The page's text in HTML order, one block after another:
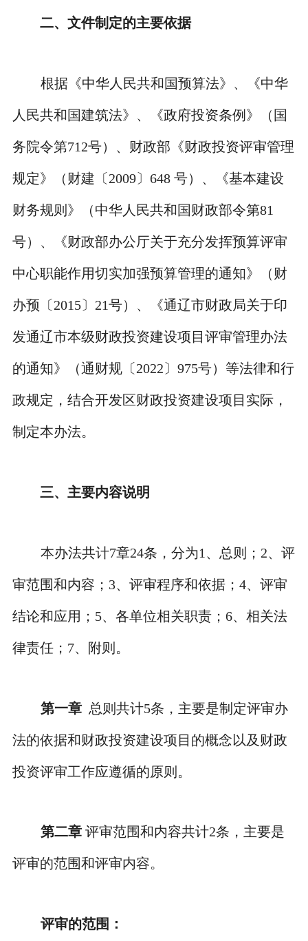
二、 文件制定的主要依据
根据《中华人民共和国预算法》、《中华
人民共和国建筑法》、《政府投资条例》（国
务院令第712号）、财政部《财政投资评审管理
规定》（财建〔 2009〕 648 号）、《基本建设
财务规则》（中华人民共和国财政部令第81
号）、《财政部办公厅关于充分发挥预算评审
中心职能作用切实加强预算管理的通知》（财
办预〔 2015〕 21号）、《通辽市财政局关于印
发通辽市本级财政投资建设项目评审管理办法
的通知》（通财规〔 2022〕 975号）等法律和行
政规定，结合开发区财政投资建设项目实际，
制定本办法。
三、主要内容说明
本办法共计7章24条，分为1 、 总则； 2、 评
审范围和内容； 3、 评审程序和依据； 4、 评审
结论和应用； 5、 各单位相关职责； 6、 相关法
律责任； 7、 附则。
第一章 总则共计5条，主要是制定评审办
法的依据和财政投资建设项目的概念以及财政
投资评审工作应遵循的原则。
第二章 评审范围和内容共计2条，主要是
评审的范围和评审内容。
评审的范围：